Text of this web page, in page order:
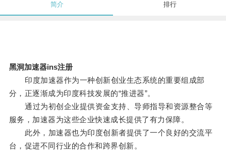
简介 排行
黑洞加速器ins注册
印度加速器作为一种创新创业生态系统的重要组成部
分，正逐渐成为印度科技发展的“推进器”。
通过为初创企业提供资金支持、导师指导和资源整合等
服务，加速器为这些企业快速成长提供了有力保障。
此外，加速器也为印度创新者提供了一个良好的交流平
台，促进不同行业的合作和跨界创新。